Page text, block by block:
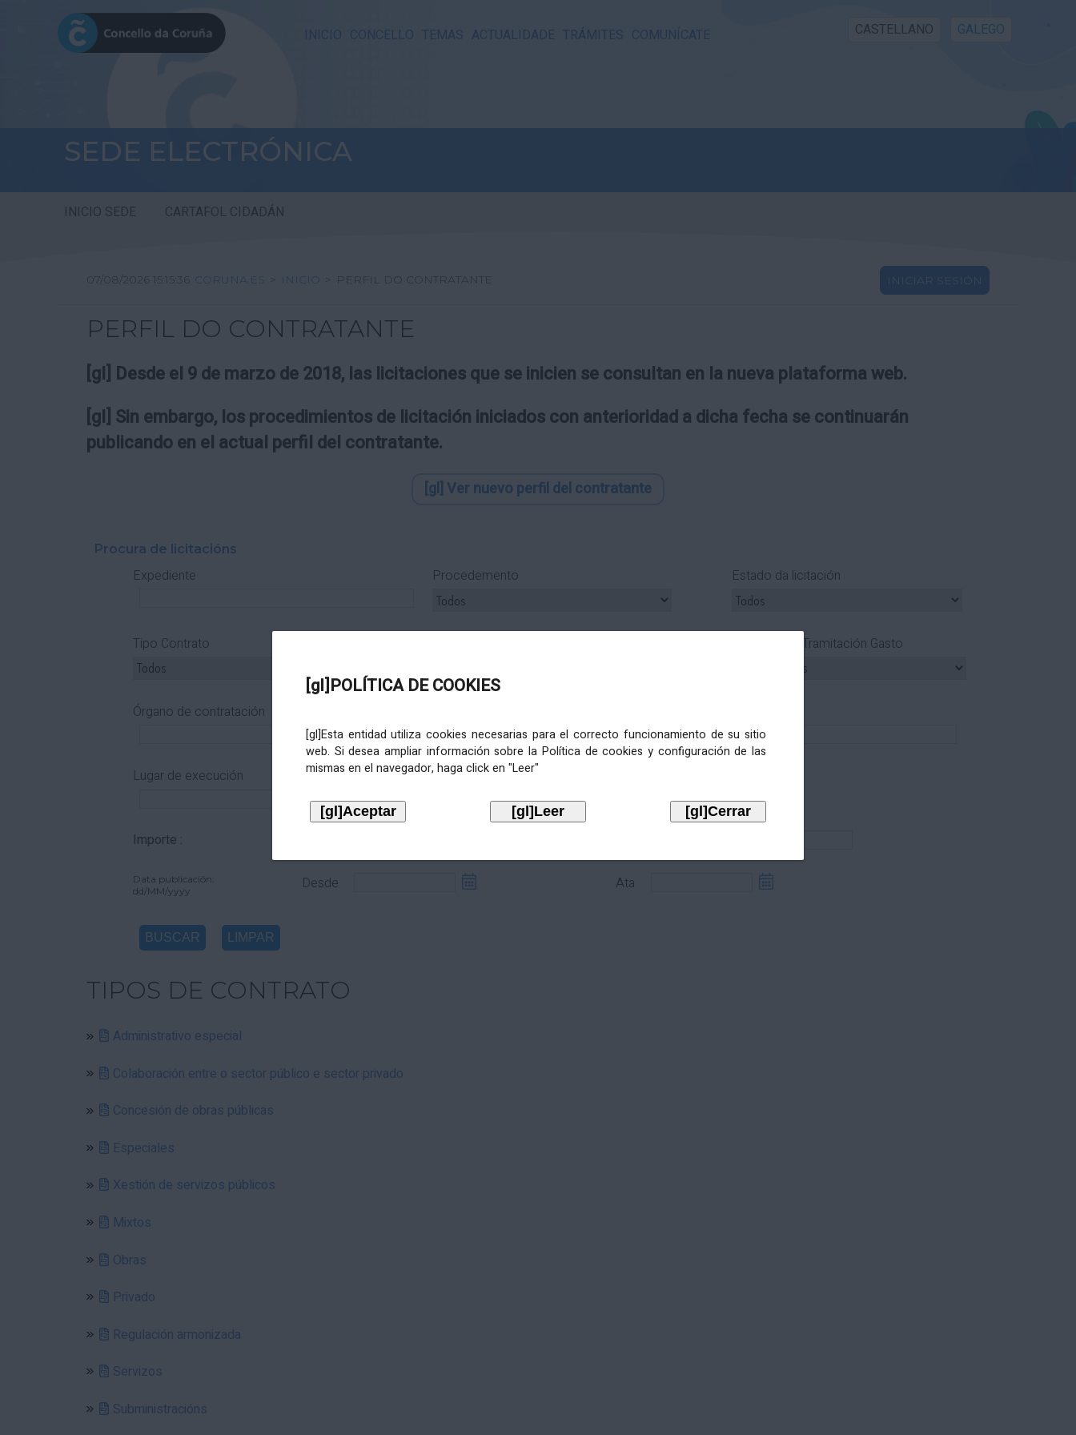
INICIO CONCELLO TEMAS ACTUALIDADE TRÁMITES COMUNÍCATE CASTELLANO GALEGO
SEDE ELECTRÓNICA
INICIO SEDE CARTAFOL CIDADÁN
[gl]POLÍTICA DE COOKIES
[gl]Esta entidad utiliza cookies necesarias para el correcto funcionamiento de su sitio
web. Si desea ampliar información sobre la Política de cookies y configuración de las
mismas en el navegador, haga click en "Leer"
07/08/2026 15:15:36 CORUNA.ES > INICIO > PERFIL DO CONTRATANTE INICIAR SESIÓN
PERFIL DO CONTRATANTE
[gl] Desde el 9 de marzo de 2018, las licitaciones que se inicien se consultan en la nueva plataforma web.
[gl] Sin embargo, los procedimientos de licitación iniciados con anterioridad a dicha fecha se continuarán
publicando en el actual perfil del contratante.
[gl] Ver nuevo perfil del contratante
Procura de licitacións
Expediente Procedemento Estado da licitación
Tipo Contrato Tipo Tramitación Gasto
Órgano de contratación
Lugar de execución
Importe :
Data publicación:
dd/MM/yyyy
Desde Ata
TIPOS DE CONTRATO
Administrativo especial
Colaboración entre o sector público e sector privado
Concesión de obras públicas
Especiales
Xestión de servizos públicos
Mixtos
Obras
Privado
Regulación armonizada
Servizos
Subministracións